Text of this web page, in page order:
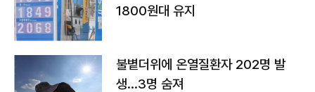
1800원대 유지
불볕더위에 온열질환자 202명 발
생…3명 숨져